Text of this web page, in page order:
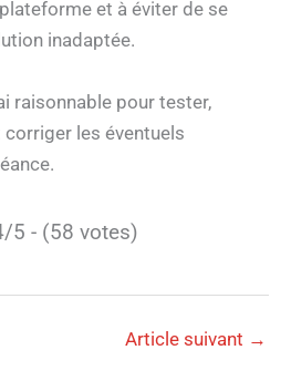
et à éviter de se
inadaptée.
raisonnable pour tester,
les éventuels
5 - (58 votes)
Article suivant →